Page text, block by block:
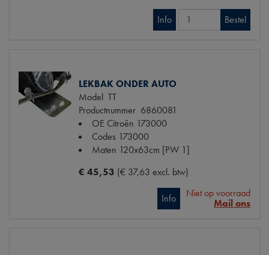
Info Bestel
LEKBAK ONDER AUTO
Model TT
Productnummer 6860081
OE Citroën 173000
Codes 173000
Maten 120x63cm [PW 1]
€ 45,53 (€ 37,63 excl. btw)
Info
Niet op voorraad
Mail ons